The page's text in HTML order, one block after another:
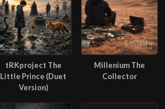
tRKproject The
Little Prince (Duet
Version)
Millenium The
Collector